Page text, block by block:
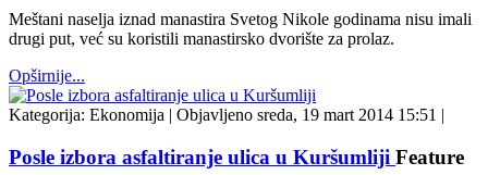
Meštani naselja iznad manastira Svetog Nikole godinama nisu imali
drugi put, već su koristili manastirsko dvorište za prolaz.
Opširnije...
Kategorija: Ekonomija | Objavljeno sreda, 19 mart 2014 15:51 |
Posle izbora asfaltiranje ulica u Kuršumliji Feature